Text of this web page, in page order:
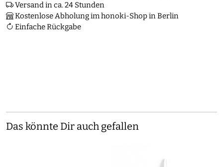
Versand in ca. 24 Stunden
Kostenlose Abholung im honoki-Shop in Berlin
Einfache Rückgabe
Das könnte Dir auch gefallen